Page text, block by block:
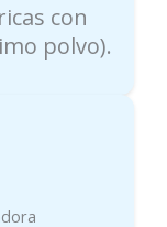
con
polvo).